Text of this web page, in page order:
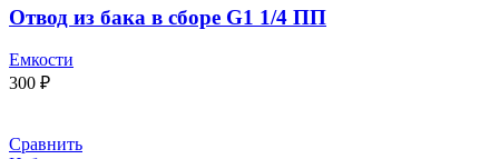
Отвод из бака в сборе G1 1/4 ПП
Емкости
300 ₽
Сравнить